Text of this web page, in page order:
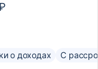
о доходах С